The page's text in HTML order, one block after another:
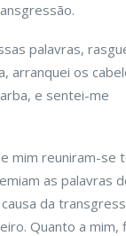
palavras,
arranquei os
e sentei-me
mim reuniram-se
as palavras
da
Quanto a mim,